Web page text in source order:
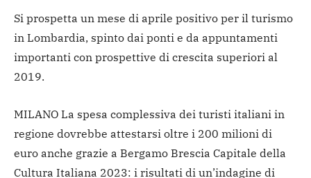
Si prospetta un mese di aprile positivo per il turismo
in Lombardia, spinto dai ponti e da appuntamenti
importanti con prospettive di crescita superiori al
2019.
MILANO La spesa complessiva dei turisti italiani in
regione dovrebbe attestarsi oltre i 200 milioni di
euro anche grazie a Bergamo Brescia Capitale della
Cultura Italiana 2023: i risultati di un’indagine di